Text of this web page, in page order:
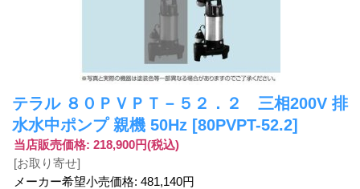
テラル ８０ＰＶＰＴ－５２．２ 三相200V 排
水水中ポンプ 親機 50Hz [80PVPT-52.2]
当店販売価格: 218,900円(税込)
[お取り寄せ]
メーカー希望小売価格: 481,140円